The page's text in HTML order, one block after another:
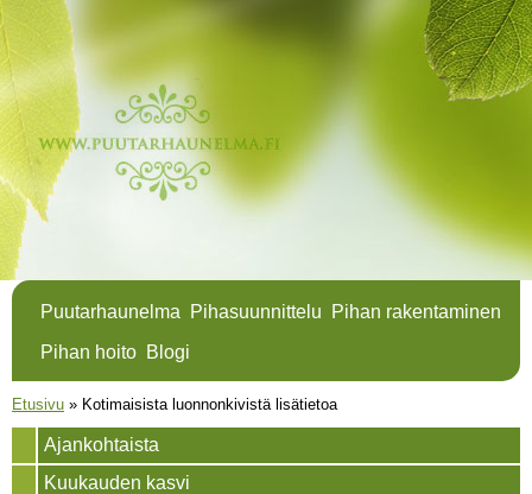
Puutarhaunelma Pihasuunnittelu
Pihan rakentaminen
Pihan hoito Blogi
Olet täällä
Etusivu » Kotimaisista luonnonkivistä lisätietoa
Ajankohtaista
Kuukauden kasvi